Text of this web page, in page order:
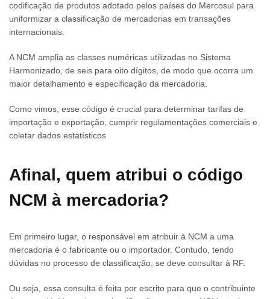
codificação de produtos adotado pelos países do Mercosul para
uniformizar a classificação de mercadorias em transações
internacionais.
A NCM amplia as classes numéricas utilizadas no Sistema
Harmonizado, de seis para oito dígitos, de modo que ocorra um
maior detalhamento e especificação da mercadoria.
Como vimos, esse código é crucial para determinar tarifas de
importação e exportação, cumprir regulamentações comerciais e
coletar dados estatísticos
Afinal, quem atribui o código
NCM à mercadoria?
Em primeiro lugar, o responsável em atribuir à NCM a uma
mercadoria é o fabricante ou o importador. Contudo, tendo
dúvidas no processo de classificação, se deve consultar à RF.
Ou seja, essa consulta é feita por escrito para que o contribuinte